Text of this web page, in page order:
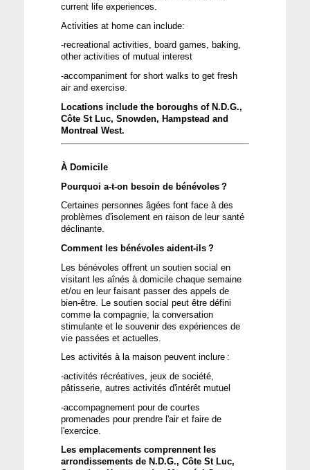
current life experiences.
Activities at home can include:
-recreational activities, board games, baking,
other activities of mutual interest
-accompaniment for short walks to get fresh
air and exercise.
Locations include the boroughs of N.D.G.,
Côte St Luc, Snowden, Hampstead and
Montreal West.
À Domicile
Pourquoi a-t-on besoin de bénévoles ?
Certaines personnes âgées
problèmes d'isolement en raison de leur santé
déclinante.
Comment les bénévoles aident-ils ?
Les bénévoles offrent un soutien social en
visitant les aînés à domicile chaque semaine
et/ou en leur faisant passer des appels de
bien-être . Le soutien social peut être défini
comme
stimulante et le souvenir des expériences de
vie passées et actuelles
Les activités à la maison peuvent inclure :
-activités récréatives , jeux de société,
pâtisserie, autres activités d'intérêt mutuel
-accompagnement pour de courtes
promenades pour prendre l'air
l'exercice
Les emplacements comprennent les
arrondissements de N.D.G., Côte St Luc,